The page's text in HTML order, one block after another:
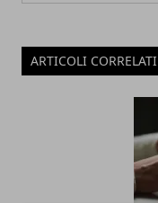
ARTICOLI CORRELATI